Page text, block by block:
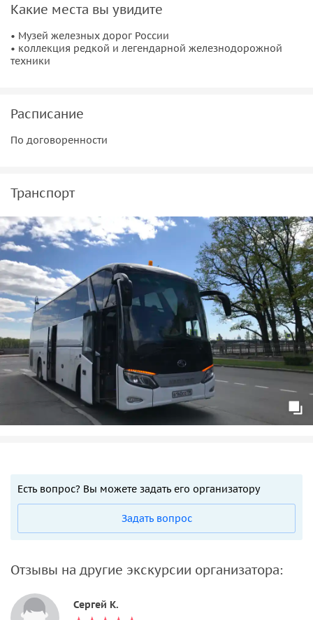
Какие места вы увидите
• Музей железных дорог России
• коллекция редкой и легендарной железнодорожной
техники
Расписание
По договоренности
Транспорт
Есть вопрос? Вы можете задать его организатору
Задать вопрос
Отзывы на другие экскурсии организатора:
Сергей К.